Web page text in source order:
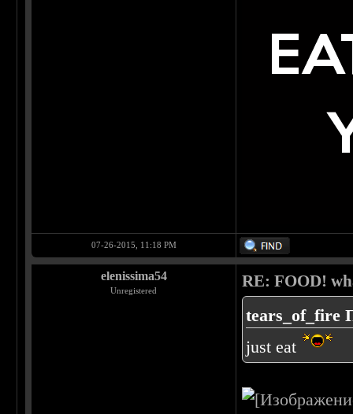
07-26-2015, 11:18 PM
elenissima54
Unregistered
RE: FOOD!
tears_of_fire
just eat